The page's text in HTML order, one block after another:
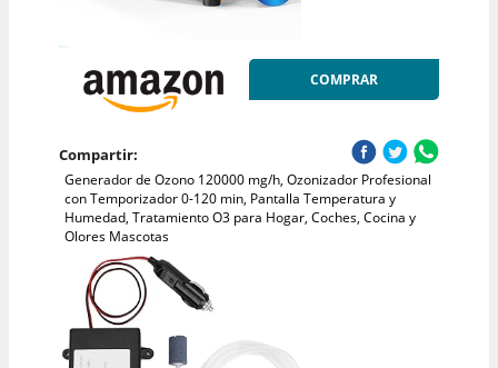
COMPRAR
Compartir:
Generador de Ozono 120000 mg/h, Ozonizador Profesional
con Temporizador 0-120 min, Pantalla Temperatura y
Humedad, Tratamiento O3 para Hogar, Coches, Cocina y
Olores Mascotas